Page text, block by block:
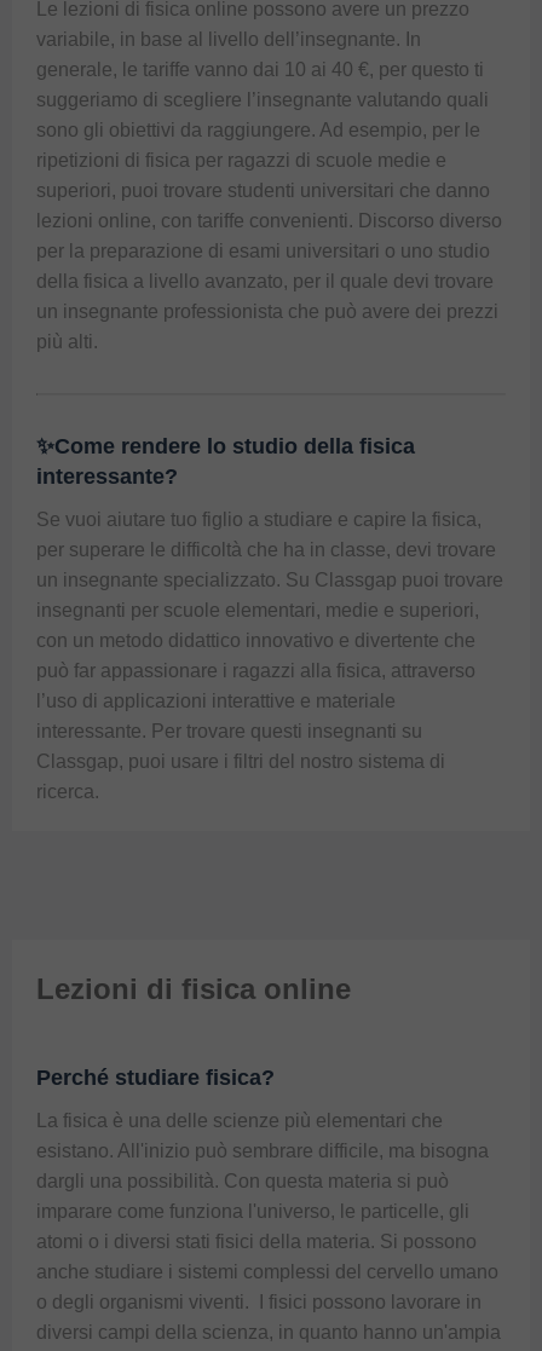
Le lezioni di fisica online possono avere un prezzo
variabile, in base al livello dell’insegnante. In
generale, le tariffe vanno dai 10 ai 40 €, per questo ti
suggeriamo di scegliere l’insegnante valutando quali
sono gli obiettivi da raggiungere. Ad esempio, per le
ripetizioni di fisica per ragazzi di scuole medie e
superiori, puoi trovare studenti universitari che danno
lezioni online, con tariffe convenienti. Discorso diverso
per la preparazione di esami universitari o uno studio
della fisica a livello avanzato, per il quale devi trovare
un insegnante professionista che può avere dei prezzi
più alti.
✨Come rendere lo studio della fisica
interessante?
Se vuoi aiutare tuo figlio a studiare e capire la fisica,
per superare le difficoltà che ha in classe, devi trovare
un insegnante specializzato. Su Classgap puoi trovare
insegnanti per scuole elementari, medie e superiori,
con un metodo didattico innovativo e divertente che
può far appassionare i ragazzi alla fisica, attraverso
l’uso di applicazioni interattive e materiale
interessante. Per trovare questi insegnanti su
Classgap, puoi usare i filtri del nostro sistema di
ricerca.
Lezioni di fisica online
Perché studiare fisica?
La fisica è una delle scienze più elementari che
esistano. All'inizio può sembrare difficile, ma bisogna
dargli una possibilità. Con questa materia si può
imparare come funziona l'universo, le particelle, gli
atomi o i diversi stati fisici della materia. Si possono
anche studiare i sistemi complessi del cervello umano
o degli organismi viventi.  I fisici possono lavorare in
diversi campi della scienza, in quanto hanno un'ampia